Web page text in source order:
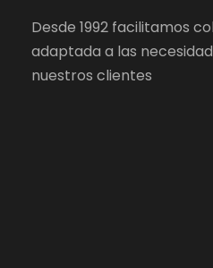
Desde 1992 facilitamos
adaptada a las
nuestros clientes